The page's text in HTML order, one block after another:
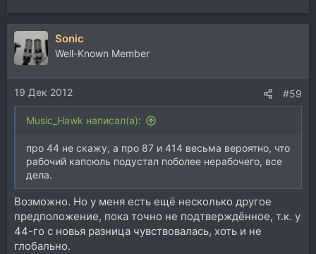
Sonic
Well-Known Member
19 Дек 2012 #59
Music_Hawk написал(а):
про 44 не скажу, а про 87 и 414 весьма вероятно, что
рабочий капсюль подустал поболее нерабочего, все
дела.
Возможно. Но у меня есть ещё несколько другое
предположение, пока точно не подтверждённое, т.к. у
44-го с новья разница чувствовалась, хоть и не
глобально.